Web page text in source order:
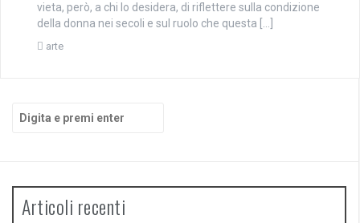
vieta, però, a chi lo desidera, di riflettere sulla condizione
della donna nei secoli e sul ruolo che questa […]
arte
Articoli recenti